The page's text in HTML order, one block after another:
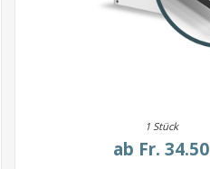
1 Stück
ab Fr. 34.50